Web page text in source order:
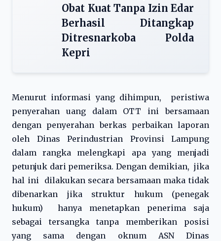
Obat Kuat Tanpa Izin Edar
Berhasil Ditangkap
Ditresnarkoba Polda
Kepri
Menurut informasi yang dihimpun, peristiwa
penyerahan uang dalam OTT ini bersamaan
dengan penyerahan berkas perbaikan laporan
oleh Dinas Perindustrian Provinsi Lampung
dalam rangka melengkapi apa yang menjadi
petunjuk dari pemeriksa. Dengan demikian, jika
hal ini dilakukan secara bersamaan maka tidak
dibenarkan jika struktur hukum (penegak
hukum) hanya menetapkan penerima saja
sebagai tersangka tanpa memberikan posisi
yang sama dengan oknum ASN Dinas